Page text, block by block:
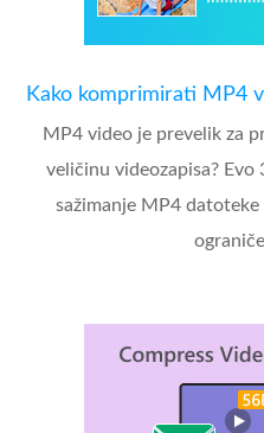
Kako komprimirati MP4
MP4 video je prevelik za
veličinu videozapisa? Evo
sažimanje MP4